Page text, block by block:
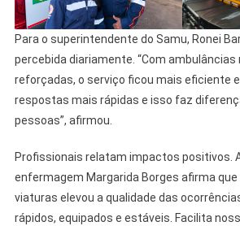
Para o superintendente do Samu, Ronei
percebida diariamente. “Com ambulâncias
reforçadas, o serviço ficou mais eficiente
respostas mais rápidas e isso faz
pessoas”, afirmou.
Profissionais relatam impactos positivos.
enfermagem Margarida Borges afirma que
viaturas elevou a qualidade das
rápidos, equipados e estáveis. Facilita